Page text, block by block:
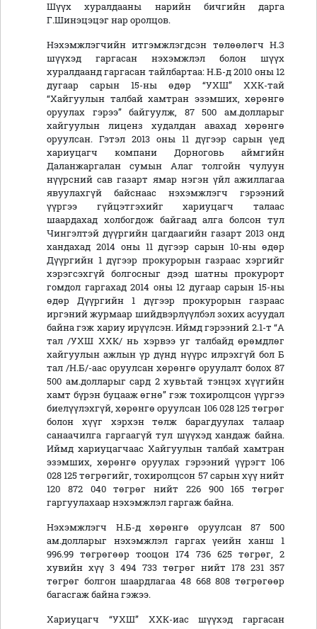
Шүүх хуралдааны нарийн бичгийн дарга
Г.Шинэцэцэг нар оролцов.
Нэхэмжлэгчийн итгэмжлэгдсэн төлөөлөгч Н.З
шүүхэд гаргасан нэхэмжлэл болон шүүх
хуралдаанд гаргасан тайлбартаа: Н.Б-д 2010 оны 12
дугаар сарын 15-ны өдөр “УХШ” ХХК-тай
“Хайгуулын талбай хамтран эзэмших, хөрөнгө
оруулах гэрээ” байгуулж, 87 500 ам.долларыг
хайгуулын лиценз худалдан авахад хөрөнгө
оруулсан. Гэтэл 2013 оны 11 дүгээр сарын үед
хариуцагч компани Дорноговь аймгийн
Даланжаргалан сумын Алаг толгойн чулуун
нүүрсний сав газарт ямар нэгэн үйл ажиллагаа
явуулахгүй байснаас нэхэмжлэгч гэрээний
үүргээ гүйцэтгэхийг хариуцагч талаас
шаардахад холбогдож байгаад алга болсон тул
Чингэлтэй дүүргийн цагдаагийн газарт 2013 онд
хандахад 2014 оны 11 дүгээр сарын 10-ны өдөр
Дүүргийн 1 дүгээр прокурорын газраас хэргийг
хэрэгсэхгүй болгосныг дээд шатны прокурорт
гомдол гаргахад 2014 оны 12 дугаар сарын 15-ны
өдөр Дүүргийн 1 дүгээр прокурорын газраас
иргэний журмаар шийдвэрлүүлбэл зохих асуудал
байна гэж хариу ирүүлсэн. Иймд гэрээний 2.1-т “А
тал /УХШ ХХК/ нь хэрвээ уг талбайд өрөмдлөг
хайгуулын ажлын үр дүнд нүүрс илрэхгүй бол Б
тал /Н.Б/-аас оруулсан хөрөнгө оруулалт болох 87
500 ам.долларыг сард 2 хувьтай тэнцэх хүүгийн
хамт бүрэн буцааж өгнө” гэж тохиролцсон үүргээ
биелүүлэхгүй, хөрөнгө оруулсан 106 028 125 төгрөг
болон хүүг хэрхэн төлж барагдуулах талаар
санаачилга гаргаагүй тул шүүхэд хандаж байна.
Иймд хариуцагчаас Хайгуулын талбай хамтран
эзэмших, хөрөнгө оруулах гэрээний үүрэгт 106
028 125 төгрөгийг, тохиролцсон 57 сарын хүү нийт
120 872 040 төгрөг нийт 226 900 165 төгрөг
гаргуулахаар нэхэмжлэл гаргаж байна.
Нэхэмжлэгч Н.Б-д хөрөнгө оруулсан 87 500
ам.долларыг нэхэмжлэл гаргах үеийн ханш 1
996.99 төгрөгөөр тооцон 174 736 625 төгрөг, 2
хувийн хүү 3 494 733 төгрөг нийт 178 231 357
төгрөг болгон шаардлагаа 48 668 808 төгрөгөөр
багасгаж байна гэжээ.
Хариуцагч “УХШ” ХХК-иас шүүхэд гаргасан